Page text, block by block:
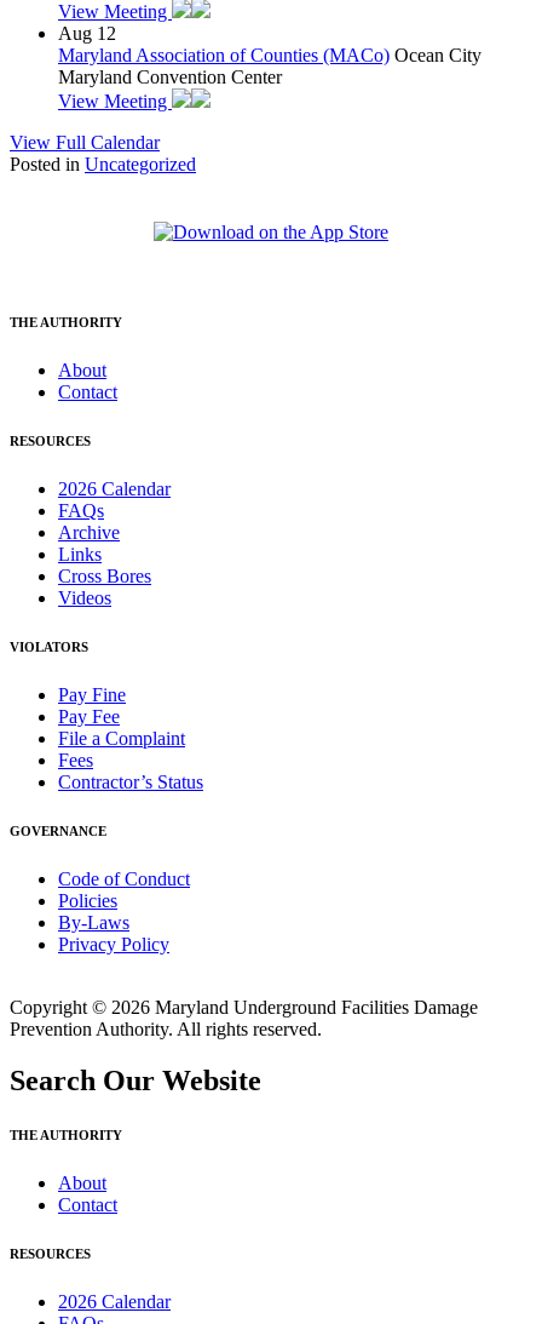
View Meeting
Aug 12
Maryland Association of Counties (MACo) Ocean City
Maryland Convention Center
View Meeting
View Full Calendar
Posted in Uncategorized
THE AUTHORITY
About
Contact
RESOURCES
2026 Calendar
FAQs
Archive
Links
Cross Bores
Videos
VIOLATORS
Pay Fine
Pay Fee
File a Complaint
Fees
Contractor’s Status
GOVERNANCE
Code of Conduct
Policies
By-Laws
Privacy Policy
Copyright © 2026 Maryland Underground Facilities Damage
Prevention Authority. All rights reserved.
Search Our Website
THE AUTHORITY
About
Contact
RESOURCES
2026 Calendar